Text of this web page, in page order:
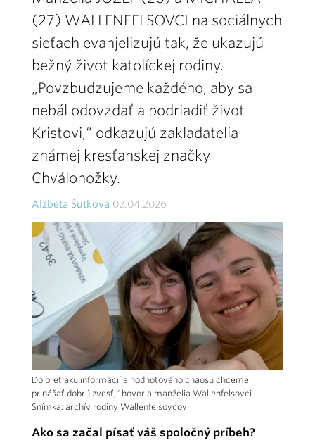
(27) WALLENFELSOVCI na sociálnych
sieťach evanjelizujú tak, že ukazujú
bežný život katolíckej rodiny.
„Povzbudzujeme každého, aby sa
nebál odovzdať a podriadiť život
Kristovi,“ odkazujú zakladatelia
známej kresťanskej značky
Chválonožky.
Alžbeta Šutková 02.04.2026
Do pretlaku informácií a hodnotového chaosu chceme
prinášať dobrú zvesť,“ hovoria manželia Wallenfelsovci.
Snímka: archív rodiny Wallenfelsovcov
Ako sa začal písať váš spoločný príbeh?